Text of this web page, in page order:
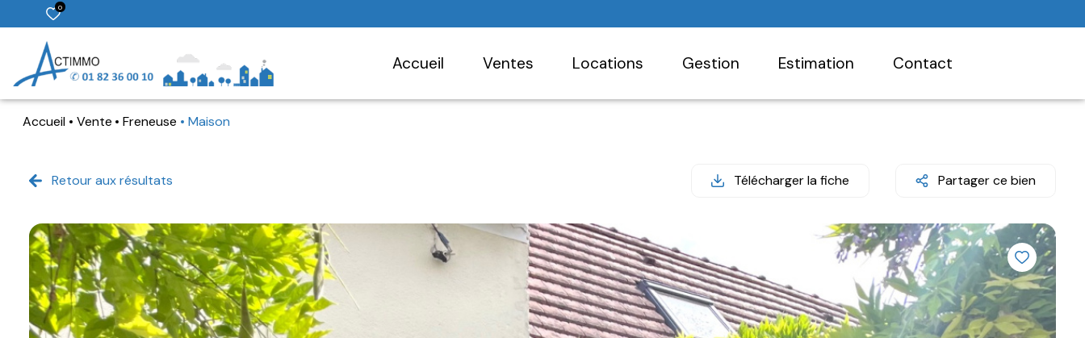
0
accueil ventes locations gestion estimation contact
Accueil Vente Freneuse Maison
Retour aux résultats Télécharger la fiche Partager ce bien